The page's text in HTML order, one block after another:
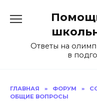
содержанию
Ответы на
в
ГЛАВНАЯ » ФОРУМ »
ОБЩИЕ ВОПРОСЫ